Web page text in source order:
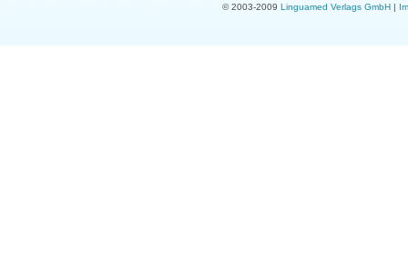
© 2003-2009 Linguamed Verlags GmbH|